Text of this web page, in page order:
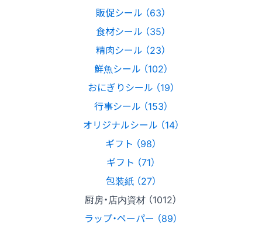
販促シール （63）
食材シール （35）
精肉シール （23）
鮮魚シール （102）
おにぎりシール （19）
行事シール （153）
オリジナルシール （14）
ギフト （98）
ギフト （71）
包装紙 （27）
厨房・店内資材 （1012）
ラップ・ペーパー （89）